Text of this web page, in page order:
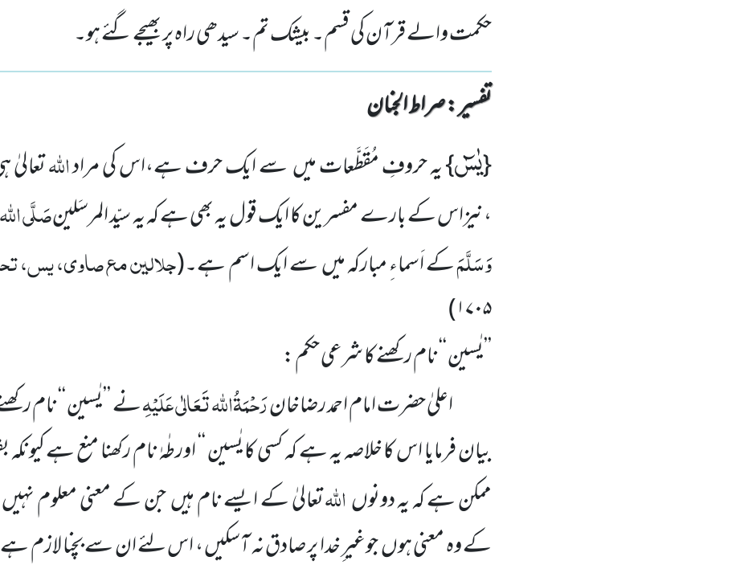
حکمت والے قرآن کی قسم۔ بیشک تم۔ سیدھی راہ پر بھیجے گئے ہو۔
تفسیر : ‎صراط الجنان
{یٰسٓ} یہ حروفِ مُقَطَّعات میں سے ایک حرف ہے،اس کی مراداللہتعالیٰ
،نیزاس کے بارے مفسرین کا ایک قول یہ بھی ہے کہ یہ سیّد المرسَلینصَلَّی
وَسَلَّمَکے اَسماءِ مبارکہ میں سے ایک اسم ہے۔(جلالین مع صاوی، یس،
۱۷۰۵)
’’یٰسین ‘‘ نام رکھنے کا شرعی حکم :
اعلیٰ حضرت امام احمد رضاخانرَحْمَۃُاللہ تَعَالٰی عَلَیْہِنے ’’یٰسین ‘‘ نام
بیان فرمایا اس کا خلاصہ یہ ہے کہ کسی کا یٰسین ‘‘ اورطٰہٰ نام رکھنا منع ہے
ممکن ہے کہ یہ دونوںاللہتعالیٰ کے ایسے نام ہیں جن کے معنی معلوم
کے وہ معنی ہوں جوغیر ِخدا پر صادق نہ آسکیں ، اس لئے ان سے بچنا لازم